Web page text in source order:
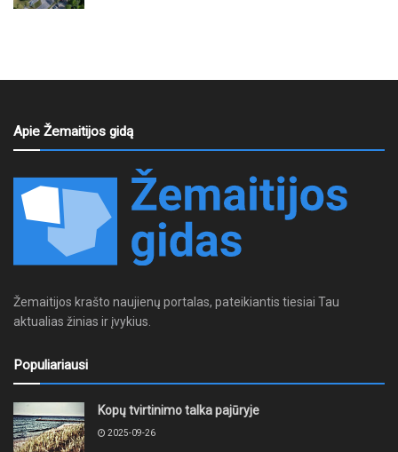
Apie Žemaitijos gidą
Žemaitijos krašto naujienų portalas, pateikiantis tiesiai Tau
aktualias žinias ir įvykius.
Populiariausi
Kopų tvirtinimo talka pajūryje
2025-09-26